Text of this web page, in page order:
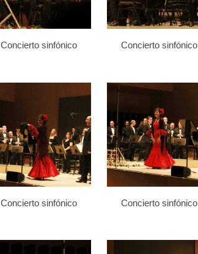
Concierto sinfónico Concierto sinfónico
Concierto sinfónico Concierto sinfónico